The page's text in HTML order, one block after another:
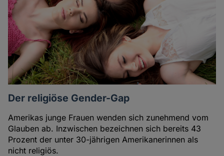
Der religiöse Gender-Gap
Amerikas junge Frauen wenden sich zunehmend vom
Glauben ab. Inzwischen bezeichnen sich bereits 43
Prozent der unter 30-jährigen Amerikanerinnen als
nicht religiös.